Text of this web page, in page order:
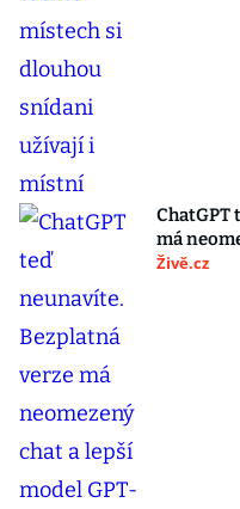
ChatGPT
má
Živě.cz